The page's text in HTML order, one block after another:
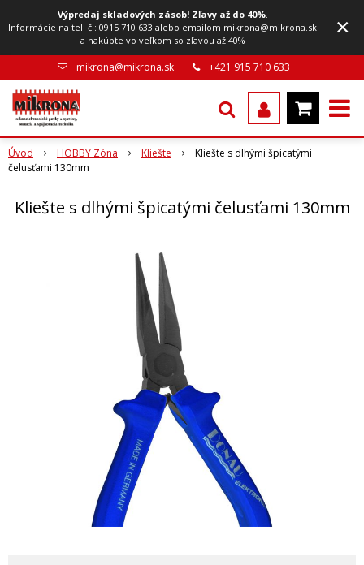
Výpredaj skladových zásob! Zľavy až do 40%.
Informácie na tel. č.:0915 710 633 alebo emailom mikrona@mikrona.sk
a nakúpte vo veľkom so zľavou až 40%
×
mikrona@mikrona.sk +421 915 710 633
Úvod HOBBY Zóna Kliešte
Kliešte s dlhými špicatými
čelusťami 130mm
Kliešte s dlhými špicatými čelusťami 130mm